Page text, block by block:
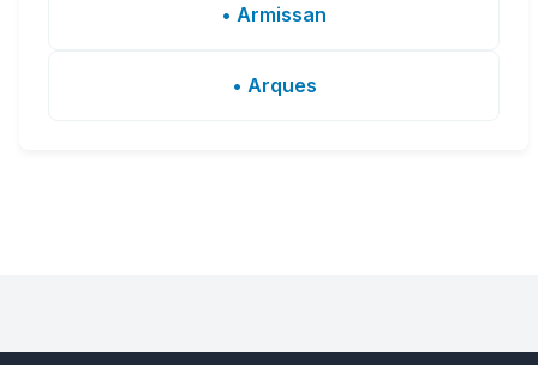
• Armissan
• Arques